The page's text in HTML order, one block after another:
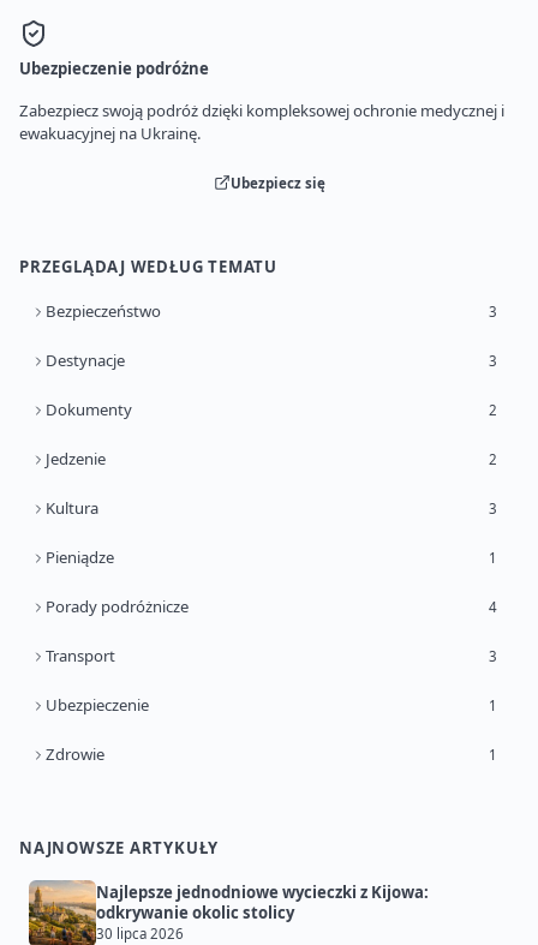
Ubezpieczenie podróżne
Zabezpiecz swoją podróż dzięki kompleksowej ochronie medycznej i
ewakuacyjnej na Ukrainę.
Ubezpiecz się
PRZEGLĄDAJ WEDŁUG TEMATU
Bezpieczeństwo 3
Destynacje 3
Dokumenty 2
Jedzenie 2
Kultura 3
Pieniądze 1
Porady podróżnicze 4
Transport 3
Ubezpieczenie 1
Zdrowie 1
NAJNOWSZE ARTYKUŁY
Najlepsze jednodniowe wycieczki z Kijowa:
odkrywanie okolic stolicy
30 lipca 2026